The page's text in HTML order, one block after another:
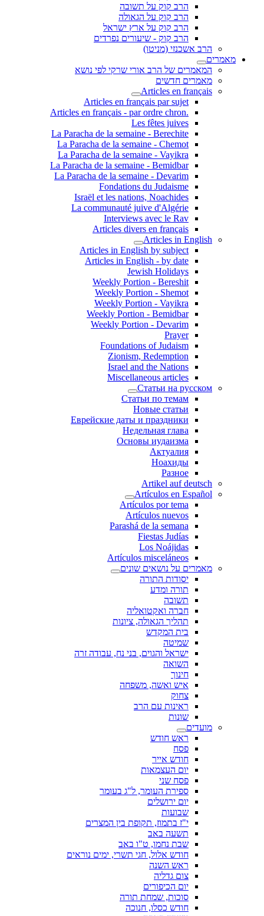
הרב קוק על תשובה
הרב קוק על הגאולה
הרב קוק על ארץ ישראל
הרב קוק - שיעורים נפרדים
הרב אשכנזי (מניטו)
מאמרים
המאמרים של הרב אורי שרקי לפי נושא
מאמרים חדשים
Articles en français
Articles en français par sujet
.Articles en français - par ordre chron
Les fêtes juives
La Paracha de la semaine - Berechite
La Paracha de la semaine - Chemot
La Paracha de la semaine - Vayikra
La Paracha de la semaine - Bemidbar
La Paracha de la semaine - Devarim
Fondations du Judaisme
Israël et les nations, Noachides
La communauté juive d'Algérie
Interviews avec le Rav
Articles divers en français
Articles in English
Articles in English by subject
Articles in English - by date
Jewish Holidays
Weekly Portion - Bereshit
Weekly Portion - Shemot
Weekly Portion - Vayikra
Weekly Portion - Bemidbar
Weekly Portion - Devarim
Prayer
Foundations of Judaism
Zionism, Redemption
Israel and the Nations
Miscellaneous articles
Статьи на русском
Статьи по темам
Новые статьи
Еврейские даты и праздники
Недельная глава
Основы иудаизма
Актуалия
Ноахиды
Разное
Artikel auf deutsch
Artículos en Español
Artículos por tema
Artículos nuevos
Parashá de la semana
Fiestas Judías
Los Noájidas
Artículos misceláneos
מאמרים על נושאים שונים
יסודות התורה
תורה ומדע
תשובה
חברה ואקטואליה
תהליך הגאולה, ציונות
בית המקדש
שמיטה
ישראל והגוים, בני נח, עבודה זרה
השואה
חינוך
איש ואשה, משפחה
צחוק
ראינות עם הרב
שונות
מועדים
ראש חודש
פסח
חודש אייר
יום העצמאות
פסח שני
ספירת העומר, ל"ג בעומר
יום ירושלים
שבועות
י"ז בתמוז, תקופת בין המצרים
תשעה באב
שבת נחמו, ט"ו באב
חודש אלול, חגי תשרי, ימים נוראים
ראש השנה
צום גדליה
יום הכיפורים
סוכות, שמחת תורה
חודש כסלו, חנוכה